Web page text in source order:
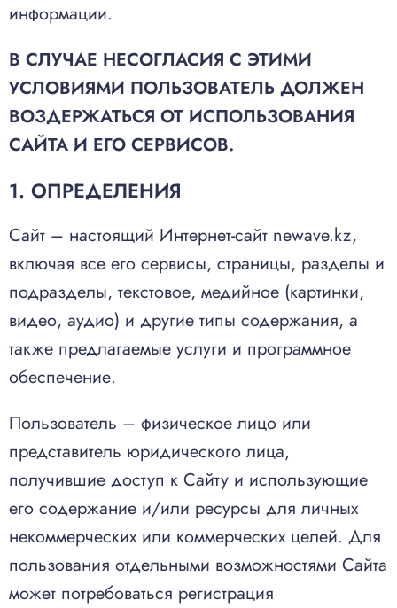
информации.
В СЛУЧАЕ НЕСОГЛАСИЯ С ЭТИМИ
УСЛОВИЯМИ ПОЛЬЗОВАТЕЛЬ ДОЛЖЕН
ВОЗДЕРЖАТЬСЯ ОТ ИСПОЛЬЗОВАНИЯ
САЙТА И ЕГО СЕРВИСОВ.
1. ОПРЕДЕЛЕНИЯ
Сайт – настоящий Интернет-сайт newave.kz,
включая все его сервисы, страницы, разделы и
подразделы, текстовое, медийное (картинки,
видео, аудио) и другие типы содержания, а
также предлагаемые услуги и программное
обеспечение.
Пользователь – физическое лицо или
представитель юридического лица,
получившие доступ к Сайту и использующие
его содержание и/или ресурсы для личных
некоммерческих или коммерческих целей. Для
пользования отдельными возможностями Сайта
может потребоваться регистрация